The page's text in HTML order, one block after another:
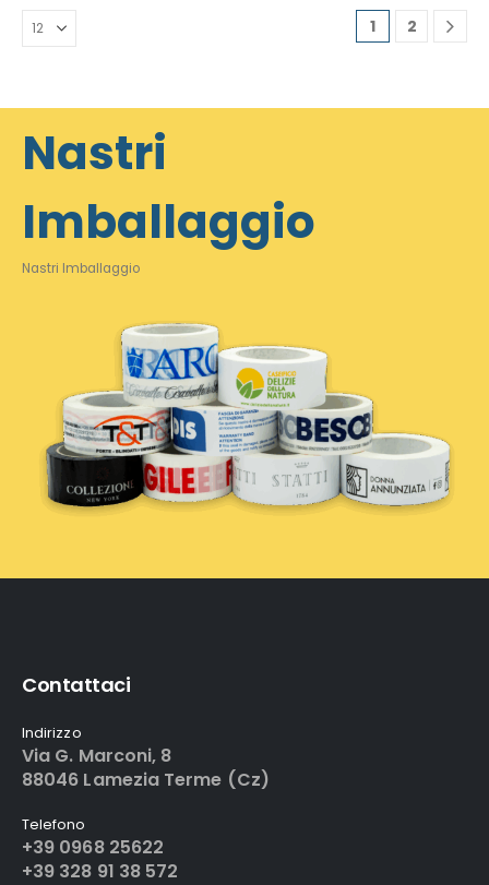
1 2
Nastri
Imballaggio
Nastri Imballaggio
Contattaci
Indirizzo
Via G. Marconi, 8
88046 Lamezia Terme (Cz)
Telefono
+39 0968 25622
+39 328 91 38 572